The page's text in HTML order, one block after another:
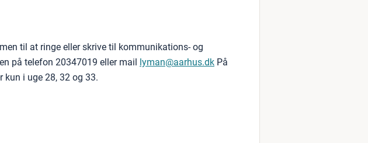
til at ringe eller skrive til kommunikations- og
på telefon 20347019 eller mail lyman@aarhus.dk På
kun i uge 28, 32 og 33.